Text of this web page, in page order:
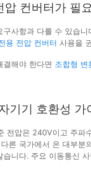
컨버터가 필
사항과 다를 수 있습
용 전압 컨버터 사용을
해야 한다면 조합형 변
기기 호환성 가
전압은 240V이고 주파
른 국가에서 온 대부분
니다. 주요 이동통신